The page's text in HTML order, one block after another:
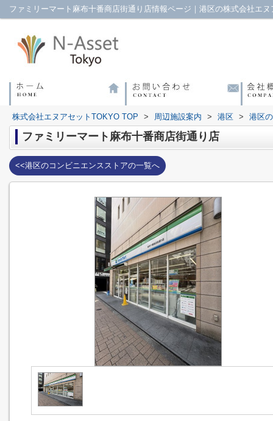
ファミリーマート麻布十番商店街通り店情報ページ｜港区の株式会社エ
株式会社エヌアセットTOKYO TOP > 周辺施設案内 > 港区 > 港区
ファミリーマート麻布十番商店街通り店
<<港区のコンビニエンスストアの一覧へ